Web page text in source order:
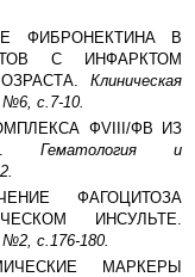
ФИБРОНЕКТИНА В
С ИНФАРКТОМ
Клиническая
№6, с.7-10.
ФVIII/ФВ ИЗ
Гематология и
ФАГОЦИТОЗА
ИНСУЛЬТЕ.
№2, с.176-180.
МАРКЕРЫ